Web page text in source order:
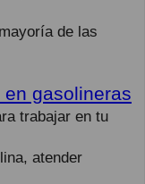
de las
gasolineras
trabajar en tu
atender